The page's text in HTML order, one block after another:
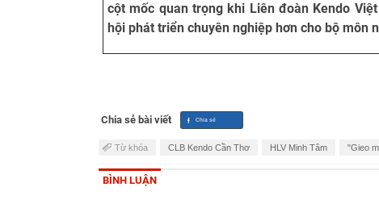
cột mốc quan trọng khi Liên đoàn Kendo
hội phát triển chuyên nghiệp hơn cho bộ môn
Chia sẻ bài viết
Từ khóa CLB Kendo Cần Thơ HLV Minh Tâm "Gieo
BÌNH LUẬN